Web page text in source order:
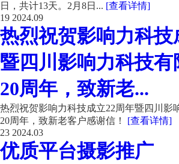
日，共计13天。2月8日... [查看详情]
19 2024.09
热烈祝贺影响力科技
暨四川影响力科技
20周年，致新老...
热烈祝贺影响力科技成立22周年暨四川影
20周年，致新老客户感谢信！ [查看详情]
23 2024.03
优质平台摄影推广